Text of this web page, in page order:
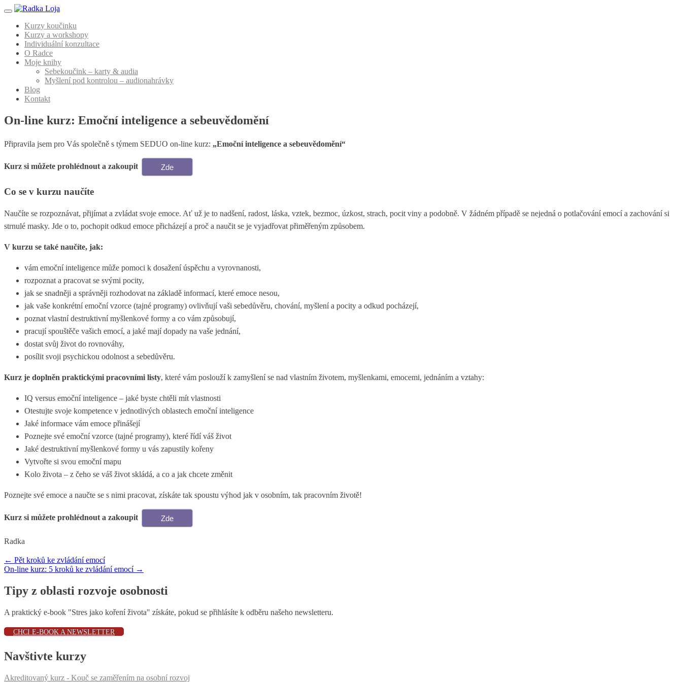
Menu
Kurzy koučinku
Kurzy a workshopy
Individuální konzultace
O Radce
Moje knihy
Sebekoučink – karty & audia
Myšlení pod kontrolou – audionahrávky
Blog
Kontakt
On-line kurz: Emoční inteligence a sebeuvědomění
Připravila jsem pro Vás společně s týmem SEDUO on-line kurz: „Emoční inteligence a sebeuvědomění“
Kurz si můžete prohlédnout a zakoupit Zde
Co se v kurzu naučíte
Naučíte se rozpoznávat, přijímat a zvládat svoje emoce. Ať už je to nadšení, radost, láska, vztek, bezmoc, úzkost, strach, pocit viny a podobně. V žádném případě se nejedná o potlačování emocí a zachování si
strnulé masky. Jde o to, pochopit odkud emoce přicházejí a proč a naučit se je vyjadřovat přiměřeným způsobem.
V kurzu se také naučíte, jak:
vám emoční inteligence může pomoci k dosažení úspěchu a vyrovnanosti,
rozpoznat a pracovat se svými pocity,
jak se snadněji a správněji rozhodovat na základě informací, které emoce nesou,
jak vaše konkrétní emoční vzorce (tajné programy) ovlivňují vaši sebedůvěru, chování, myšlení a pocity a odkud pocházejí,
poznat vlastní destruktivní myšlenkové formy a co vám způsobují,
pracují spouštěče vašich emocí, a jaké mají dopady na vaše jednání,
dostat svůj život do rovnováhy,
posílit svoji psychickou odolnost a sebedůvěru.
Kurz je doplněn praktickými pracovními listy, které vám poslouží k zamyšlení se nad vlastním životem, myšlenkami, emocemi, jednáním a vztahy:
IQ versus emoční inteligence – jaké byste chtěli mít vlastnosti
Otestujte svoje kompetence v jednotlivých oblastech emoční inteligence
Jaké informace vám emoce přinášejí
Poznejte své emoční vzorce (tajné programy), které řídí váš život
Jaké destruktivní myšlenkové formy u vás zapustily kořeny
Vytvořte si svou emoční mapu
Kolo života – z čeho se váš život skládá, a co a jak chcete změnit
Poznejte své emoce a naučte se s nimi pracovat, získáte tak spoustu výhod jak v osobním, tak pracovním životě!
Kurz si můžete prohlédnout a zakoupit Zde
Radka
Navigace pro příspěvek
← Pět kroků ke zvládání emocí
On-line kurz: 5 kroků ke zvládání emocí →
Tipy z oblasti rozvoje osobnosti
A praktický e-book "Stres jako koření života" získáte, pokud se přihlásíte k odběru našeho newsletteru.
CHCI E-BOOK A NEWSLETTER
Navštivte kurzy
Akreditovaný kurz - Kouč se zaměřením na osobní rozvoj